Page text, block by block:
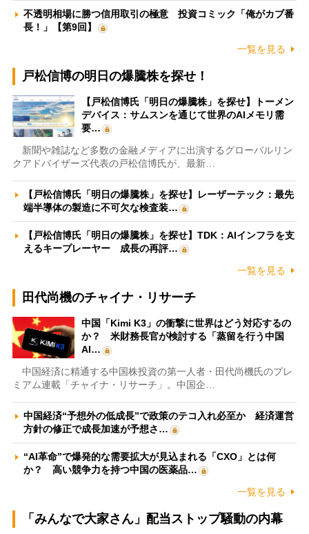
不透明相場に勝つ信用取引の極意 投資コミック「俺がカブ番
長！」【第9回】
一覧を見る
戸松信博の明日の爆騰株を探せ！
【戸松信博氏「明日の爆騰株」を探せ】トーメン
デバイス：サムスンを通じて世界のAIメモリ需
要…
新聞や雑誌など多数の金融メディアに出演するグローバルリン
クアドバイザーズ代表の戸松信博氏が、最新…
【戸松信博氏「明日の爆騰株」を探せ】レーザーテック：最先
端半導体の製造に不可欠な検査装…
【戸松信博氏「明日の爆騰株」を探せ】TDK：AIインフラを支
えるキープレーヤー 成長の再評…
一覧を見る
田代尚機のチャイナ・リサーチ
中国「Kimi K3」の衝撃に世界はどう対応するの
か？ 米財務長官が検討する「蒸留を行う中国
AI…
中国経済に精通する中国株投資の第一人者・田代尚機氏のプレ
ミアム連載「チャイナ・リサーチ」。中国企…
中国経済“予想外の低成長”で政策のテコ入れ必至か 経済運営
方針の修正で成長加速が予想さ…
“AI革命”で爆発的な需要拡大が見込まれる「CXO」とは何
か？ 高い競争力を持つ中国の医薬品…
一覧を見る
「みんなで大家さん」配当ストップ騒動の内幕